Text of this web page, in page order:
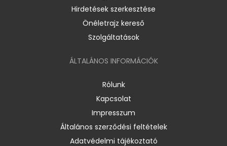
Hirdetések szerkesztése
Önéletrajz kereső
Szolgáltatások
ÁLTALÁNOS INFORMÁCIÓK
Rólunk
Kapcsolat
Impresszum
Általános szerződési feltételek
Adatvédelmi tájékoztató